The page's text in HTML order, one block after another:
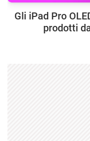
Gli iPad Pro
prodotti